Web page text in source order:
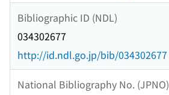
Bibliographic ID (NDL)
034302677
http://id.ndl.go.jp/bib/034302677
National Bibliography No. (JPNO)